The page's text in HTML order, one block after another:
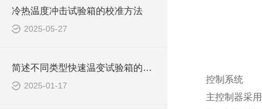
冷热温度冲击试验箱的校准方法
2025-05-27
简述不同类型快速温变试验箱的特点与应用场景
2025-01-17
控制系统
主控制器采